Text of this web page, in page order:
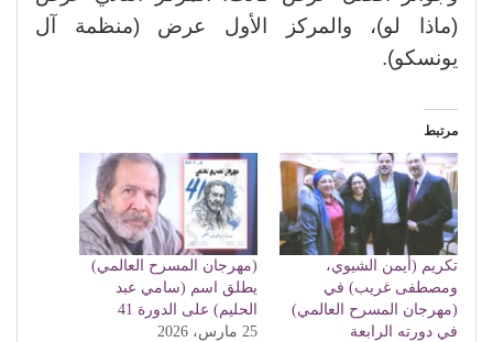
(ماذا لو)، والمركز الأول عرض (منظمة آل
يونسكو).
مرتبط
تكريم (أيمن الشيوي،
ومصطفى غريب) في
(مهرجان المسرح العالمي)
في دورته الرابعة
(مهرجان المسرح العالمي)
يطلق اسم (سامي عبد
الحليم) على الدورة 41
25 مارس، 2026